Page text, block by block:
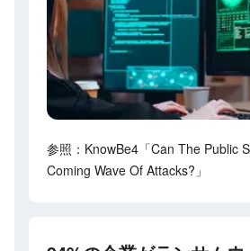
参照：KnowBe4「Can The Public
Coming Wave Of Attacks?」